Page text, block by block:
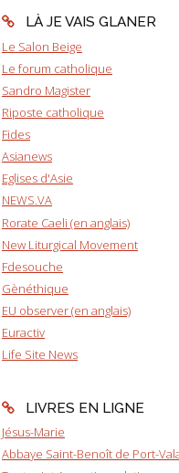
LÀ JE VAIS GLANER
Le Salon Beige
Le forum catholique
Sandro Magister
Riposte catholique
Fides
Asianews
Eglises d'Asie
NEWS.VA
Rorate Caeli (en anglais)
New Liturgical Movement
Fdesouche
Gènéthique
EU observer (en anglais)
Euractiv
Life Site News
LIVRES EN LIGNE
Jésus-Marie
Abbaye Saint-Benoît de Port-